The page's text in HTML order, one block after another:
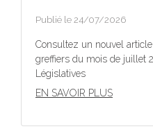
Publié le 24/07/2026
Consultez un nouvel
greffiers du mois de juillet
Législatives
EN SAVOIR PLUS